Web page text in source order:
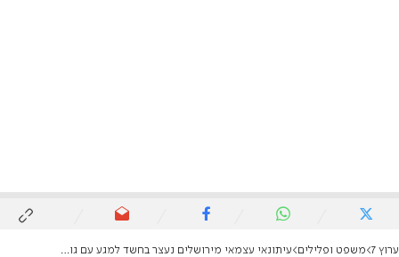
ערוץ 7 משפט ופלילים עיתונאי עצמאי מירושלים נעצר בחשד למגע עם גורמים איראנים